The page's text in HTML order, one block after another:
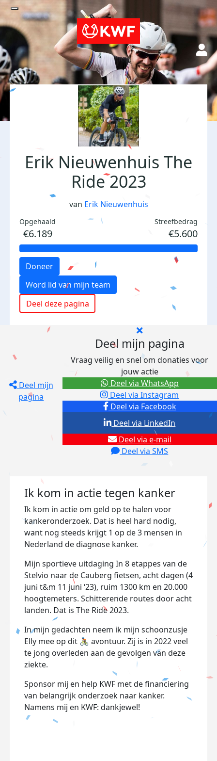
Erik Nieuwenhuis The
Ride 2023
van Erik Nieuwenhuis
Opgehaald
€6.189
Streefbedrag
€5.600
Doneer
Word lid van mijn team
Deel deze pagina
Deel mijn
pagina
Deel mijn pagina
Vraag veilig en snel om donaties voor
jouw actie
Deel via Facebook
Deel via Instagram
Deel via e-mail
Deel via SMS
Deel via LinkedIn
Deel via WhatsApp
Ik kom in actie tegen kanker
Ik kom in actie om geld op te halen voor
kankeronderzoek. Dat is heel hard nodig,
want nog steeds krijgt 1 op de 3 mensen in
Nederland de diagnose kanker.
Mijn sportieve uitdaging In 8 etappes van de
Stelvio naar de Cauberg fietsen, acht dagen (4
juni t&m 11 juni ‘23), ruim 1300 km en 20.000
hoogtemeters. Schitterende routes door acht
landen. Dat is The Ride 2023.
In mijn gedachten neem ik mijn schoonzusje
Elly mee op dit 🚴🏿 avontuur. Zij is in 2022 veel
te jong overleden aan de gevolgen van deze
ziekte.
Sponsor mij en help KWF met de financiering
van belangrijk onderzoek naar kanker.
Namens mij en KWF: dankjewel!